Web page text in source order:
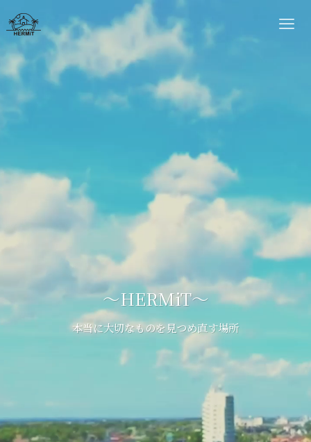
～HERMiT～
本当に大切なものを見つめ直す場所